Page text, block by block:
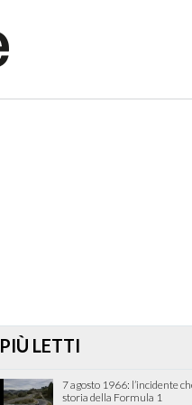
PIÙ LETTI
7 agosto 1966: l’incidente
storia della Formula 1